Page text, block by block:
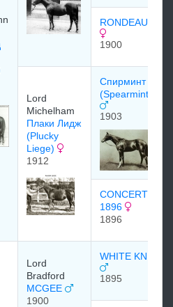
RONDEAU 1900
1900
Lord
Michelham
Плаки Лидж
(Plucky
Liege)
1912
Спирминт
1903
CONCERTINA
1896
1896
Lord
Bradford
MCGEE
1900
WHITE KNIGHT
1895